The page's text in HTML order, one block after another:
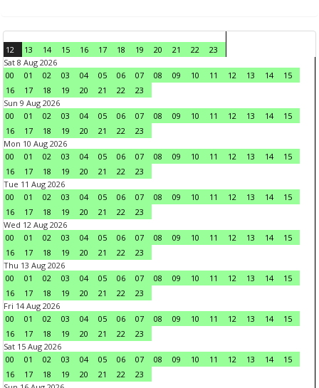
12 13 14 15 16 17 18 19 20 21 22
23
Sat 8 Aug 2026
00
01 02 03 04 05 06 07 08 09 10 11 12 13 14
15
16
17 18 19 20 21 22
23
Sun 9 Aug 2026
00
01 02 03 04 05 06 07 08 09 10 11 12 13 14
15
16
17 18 19 20 21 22
23
Mon 10 Aug 2026
00
01 02 03 04 05 06 07 08 09 10 11 12 13 14
15
16
17 18 19 20 21 22
23
Tue 11 Aug 2026
00
01 02 03 04 05 06 07 08 09 10 11 12 13 14
15
16
17 18 19 20 21 22
23
Wed 12 Aug 2026
00
01 02 03 04 05 06 07 08 09 10 11 12 13 14
15
16
17 18 19 20 21 22
23
Thu 13 Aug 2026
00
01 02 03 04 05 06 07 08 09 10 11 12 13 14
15
16
17 18 19 20 21 22
23
Fri 14 Aug 2026
00
01 02 03 04 05 06 07 08 09 10 11 12 13 14
15
16
17 18 19 20 21 22
23
Sat 15 Aug 2026
00
01 02 03 04 05 06 07 08 09 10 11 12 13 14
15
16
17 18 19 20 21 22
23